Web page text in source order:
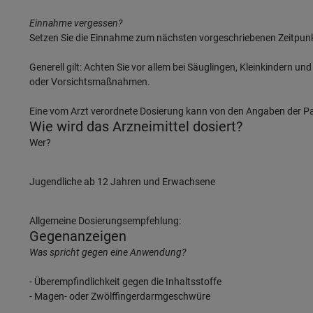
Einnahme vergessen?
Setzen Sie die Einnahme zum nächsten vorgeschriebenen
Generell gilt: Achten Sie vor allem bei Säuglingen, Kleinkindern
oder Vorsichtsmaßnahmen.
Eine vom Arzt verordnete Dosierung kann von den Angaben der
Wie wird das Arzneimittel dosiert?
Wer?
Jugendliche ab 12 Jahren und Erwachsene
Allgemeine Dosierungsempfehlung:
Gegenanzeigen
Was spricht gegen eine Anwendung?
- Überempfindlichkeit gegen die Inhaltsstoffe
- Magen- oder Zwölffingerdarmgeschwüre